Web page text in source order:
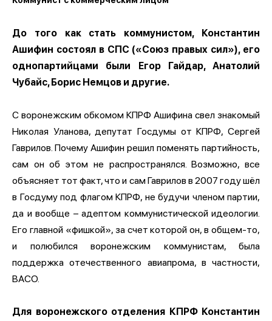
До того как стать коммунистом, Константин
Ашифин состоял в СПС («Союз правых сил»), его
однопартийцами были Егор Гайдар, Анатолий
Чубайс, Борис Немцов и другие.
С воронежским обкомом КПРФ Ашифина свел знакомый
Николая Уланова, депутат Госдумы от КПРФ, Сергей
Гаврилов. Почему Ашифин решил поменять партийность,
сам он об этом не распространялся. Возможно, все
объясняет тот факт, что и сам Гаврилов в 2007 году шёл
в Госдуму под флагом КПРФ, не будучи членом партии,
да и вообще – адептом коммунистической идеологии.
Его главной «фишкой», за счет которой он, в общем-то,
и полюбился воронежским коммунистам, была
поддержка отечественного авиапрома, в частности,
ВАСО.
Для воронежского отделения КПРФ Константин